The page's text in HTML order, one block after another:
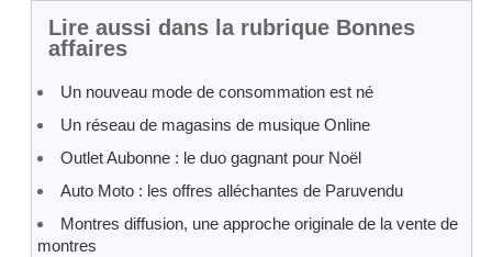
Lire aussi dans la rubrique Bonnes
affaires
Un nouveau mode de consommation est né
Un réseau de magasins de musique Online
Outlet Aubonne : le duo gagnant pour Noël
Auto Moto : les offres alléchantes de Paruvendu
Montres diffusion, une approche originale de la vente de
montres